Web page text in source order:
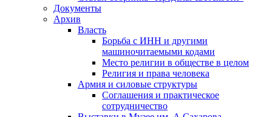
Документы
Архив
Власть
Борьба с ИНН и другими
машиночитаемыми кодами
Место религии в обществе в целом
Религия и права человека
Армия и силовые структуры
Соглашения и практическое
сотрудничество